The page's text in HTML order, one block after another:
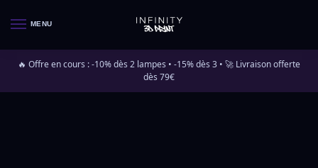
MENU
🔥 Offre en cours : -10% dès 2 lampes • -15% dès 3 • 🚀 Livraison offerte
dès 79€